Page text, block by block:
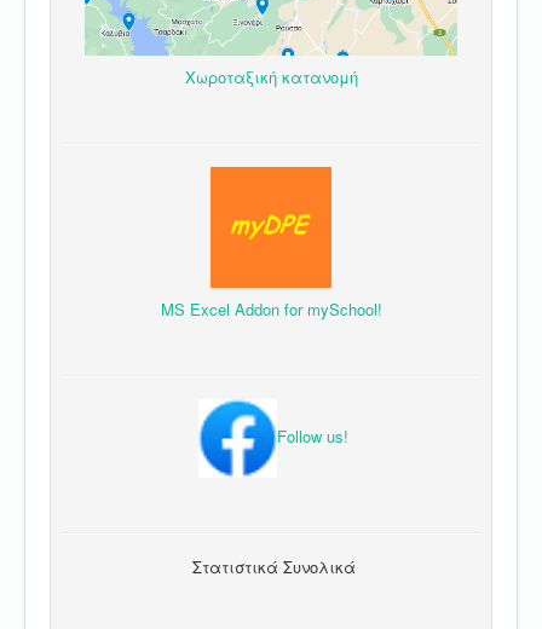
Χωροταξική κατανομή
MS Excel Addon for mySchool!
Follow us!
Στατιστικά Συνολικά